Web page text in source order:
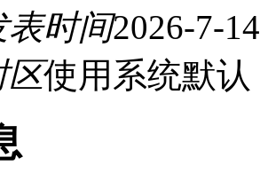
表时间2026-7-
区使用系统默认